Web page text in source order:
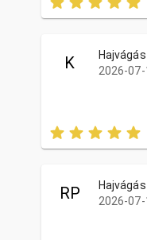
K
Hajvágás
2026-
RP
2026-07-